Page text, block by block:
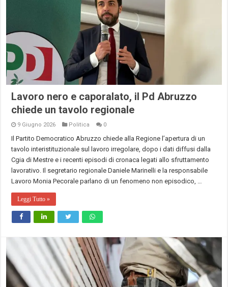
Lavoro nero e caporalato, il Pd Abruzzo
chiede un tavolo regionale
9 Giugno 2026 Politica 0
Il Partito Democratico Abruzzo chiede alla Regione l’apertura di un
tavolo interistituzionale sul lavoro irregolare, dopo i dati diffusi dalla
Cgia di Mestre e i recenti episodi di cronaca legati allo sfruttamento
lavorativo. Il segretario regionale Daniele Marinelli e la responsabile
Lavoro Monia Pecorale parlano di un fenomeno non episodico, …
Leggi Tutto »